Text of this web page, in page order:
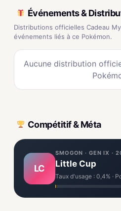
Événements &
Distributions officielles Cadeau
événements liés à ce Pokémon.
Aucune distribution
Compétitif & Méta
LC
SMOGON · GEN IX ·
Little Cup
Taux d'usage : 0,4% ·